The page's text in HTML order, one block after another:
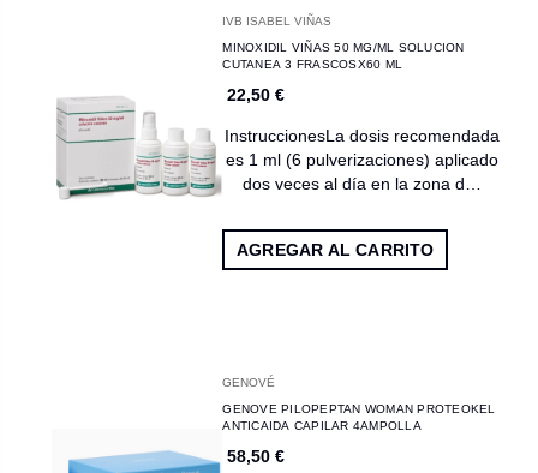
IVB ISABEL VIÑAS
MINOXIDIL VIÑAS 50 MG/ML SOLUCION
CUTANEA 3 FRASCOSX60 ML
22,50 €
InstruccionesLa dosis recomendada
es 1 ml (6 pulverizaciones) aplicado
dos veces al día en la zona d…
AGREGAR AL CARRITO
GENOVÉ
GENOVE PILOPEPTAN WOMAN PROTEOKEL
ANTICAIDA CAPILAR 4AMPOLLA
58,50 €